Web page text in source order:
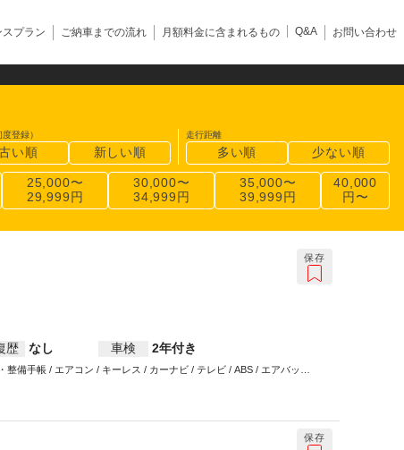
スプラン ご納車までの流れ 月額料金に含まれるもの Q&A お問い合わせ
登録）
い順 新しい順
走行距離
多い順 少ない順
25,000〜
29,999円
30,000〜
34,999円
35,000〜
39,999円
40,000
円〜
歴 なし 車検 2年付き
備手帳 / エアコン / キーレス / カーナビ / テレビ / ABS / エアバッグ /
保存
保存